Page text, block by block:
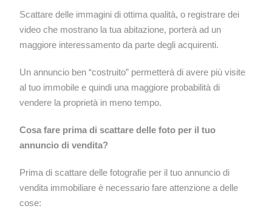
Scattare delle immagini di ottima qualità, o registrare dei
video che mostrano la tua abitazione, porterà ad un
maggiore interessamento da parte degli acquirenti.
Un annuncio ben “costruito” permetterà di avere più visite
al tuo immobile e quindi una maggiore probabilità di
vendere la proprietà in meno tempo.
Cosa fare prima di scattare delle foto per il tuo
annuncio di vendita?
Prima di scattare delle fotografie per il tuo annuncio di
vendita immobiliare è necessario fare attenzione a delle
cose: